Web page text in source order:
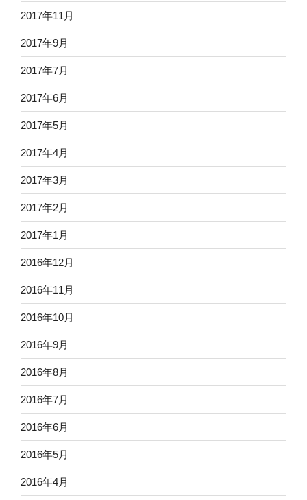
2017年11月
2017年9月
2017年7月
2017年6月
2017年5月
2017年4月
2017年3月
2017年2月
2017年1月
2016年12月
2016年11月
2016年10月
2016年9月
2016年8月
2016年7月
2016年6月
2016年5月
2016年4月